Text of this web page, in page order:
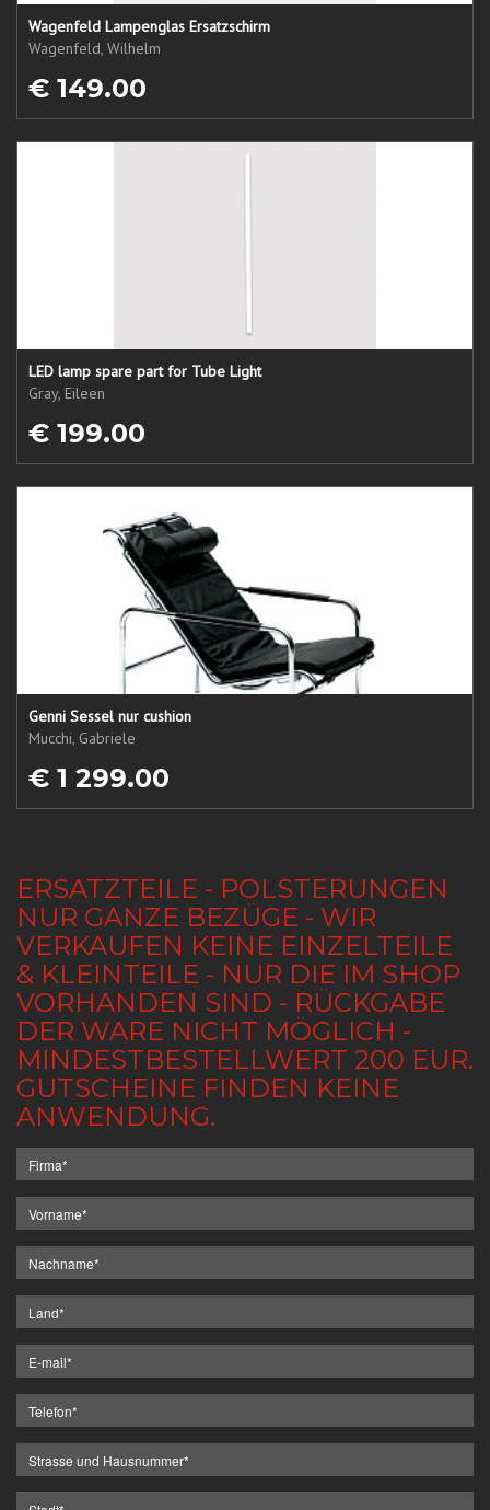
Wagenfeld Lampenglas Ersatzschirm
Wagenfeld, Wilhelm
€ 149.00
LED lamp spare part for Tube Light
Gray, Eileen
€ 199.00
Genni Sessel nur cushion
Mucchi, Gabriele
€ 1 299.00
ERSATZTEILE - POLSTERUNGEN
NUR GANZE BEZÜGE - WIR
VERKAUFEN KEINE EINZELTEILE
& KLEINTEILE - NUR DIE IM SHOP
VORHANDEN SIND - RÜCKGABE
DER WARE NICHT MÖGLICH -
MINDESTBESTELLWERT 200 EUR.
GUTSCHEINE FINDEN KEINE
ANWENDUNG.